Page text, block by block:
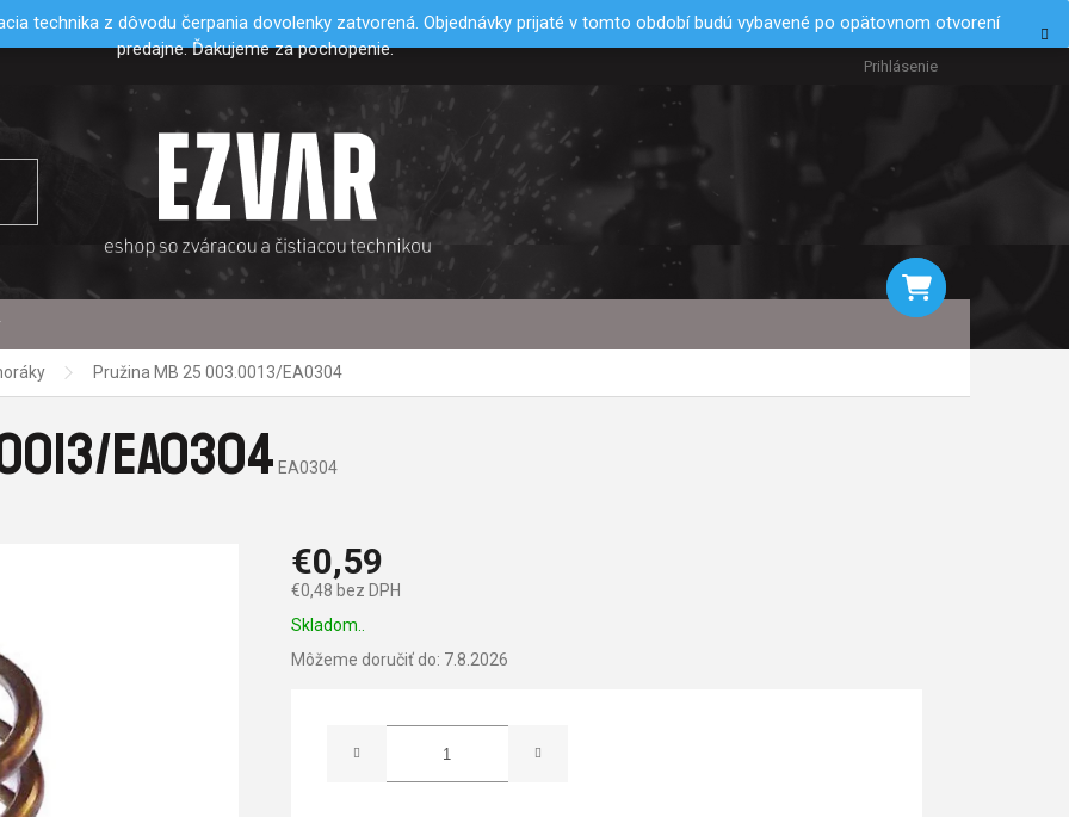
technika z dôvodu čerpania dovolenky zatvorená. Objednávky prijaté v tomto období budú vybavené po opätovnom otvorení
predajne. Ďakujeme za pochopenie.
Prihlásenie
KOŠÍK
Pružina MB 25 003.0013/EA0304
EA0304 EA0304
€0,59
€0,48 bez DPH
Jednotková
Skladom..
Môžeme doručiť do: 7.8.2026